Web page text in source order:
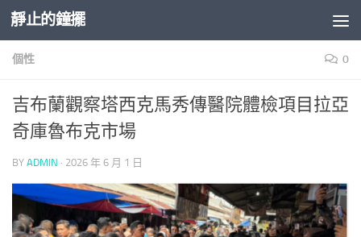
Skip to content
靜止的鐘擺
個性 0
吉布蘭觀察塔西克馬秀傳醫院體檢項目拉亞
奇庫魯布克市場
BY ADMIN · 2026 年 6 月 1 日